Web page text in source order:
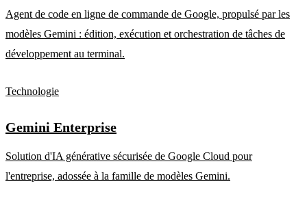
Agent de code en ligne de commande de Google, propulsé par les
modèles Gemini : édition, exécution et orchestration de tâches de
développement au terminal.
Technologie
Gemini Enterprise
Solution d'IA générative sécurisée de Google Cloud pour
l'entreprise, adossée à la famille de modèles Gemini.